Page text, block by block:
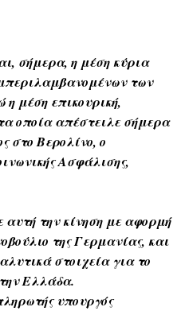
σήμερα, η μέση κύρια
των
μέση επικουρική,
οποία απέστειλε σήμερα
στο Βερολίνο, ο
Ασφάλισης,
την κίνηση με αφορμή
της Γερμανίας, και
στοιχεία για το
Ελλάδα.
υπουργός